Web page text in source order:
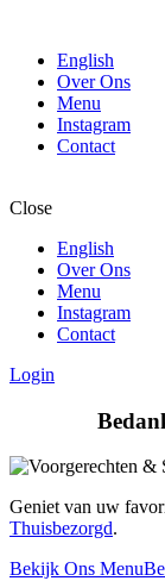
English
Over Ons
Menu
Instagram
Contact
Close
English
Over Ons
Menu
Instagram
Contact
Login
Geniet van uw
Thuisbezorgd.
Bekijk Ons Menu